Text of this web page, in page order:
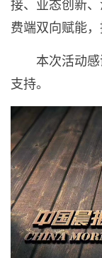
接、业态创新
费端双向赋能，
本次活动
支持。